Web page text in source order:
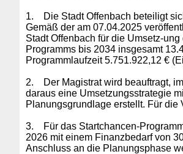
1.
Die Stadt Offenbach beteiligt
Gemäß der am 07.04.2025
Stadt Offenbach für die Umsetz-
Programms bis 2034 insgesamt
Programmlaufzeit 5.751.922,12 €
2.
Der Magistrat wird beauftragt,
daraus eine Umsetzungsstrategie
Planungsgrundlage erstellt. Für die
3.
Für das Startchancen-
2026 mit einem Finanzbedarf von
Anschluss an die Planungsphase